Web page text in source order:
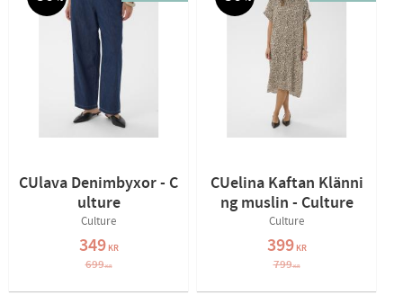
CUlava Denimbyxor - C
ulture
Culture
349KR
699KR
CUelina Kaftan Klänni
ng muslin - Culture
Culture
399KR
799KR